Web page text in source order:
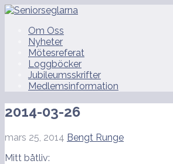
Hoppa
innehållOm Oss
Nyheter
Mötesreferat
Loggböcker
Jubileumsskrifter
Medlemsinformation
2014-03-26
mars 25, 2014 Bengt Runge
Mitt båtliv: